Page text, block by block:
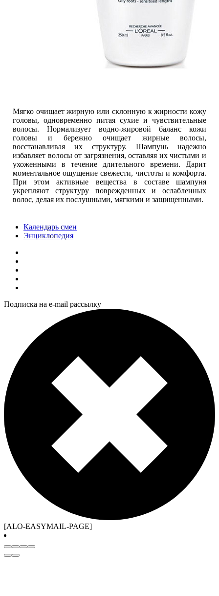
Мягко очищает жирную или склонную к жирности кожу
головы, одновременно питая сухие и чувствительные
волосы. Нормализует водно-жировой баланс кожи
головы и бережно очищает жирные волосы,
восстанавливая их структуру. Шампунь надежно
избавляет волосы от загрязнения, оставляя их чистыми и
ухоженными в течение длительного времени. Дарит
моментальное ощущение свежести, чистоты и комфорта.
При этом активные вещества в составе шампуня
укрепляют структуру поврежденных и ослабленных
волос, делая их послушными, мягкими и защищенными.
Календарь смен
Энциклопедия
Подписка на e-mail рассылку
[ALO-EASYMAIL-PAGE]